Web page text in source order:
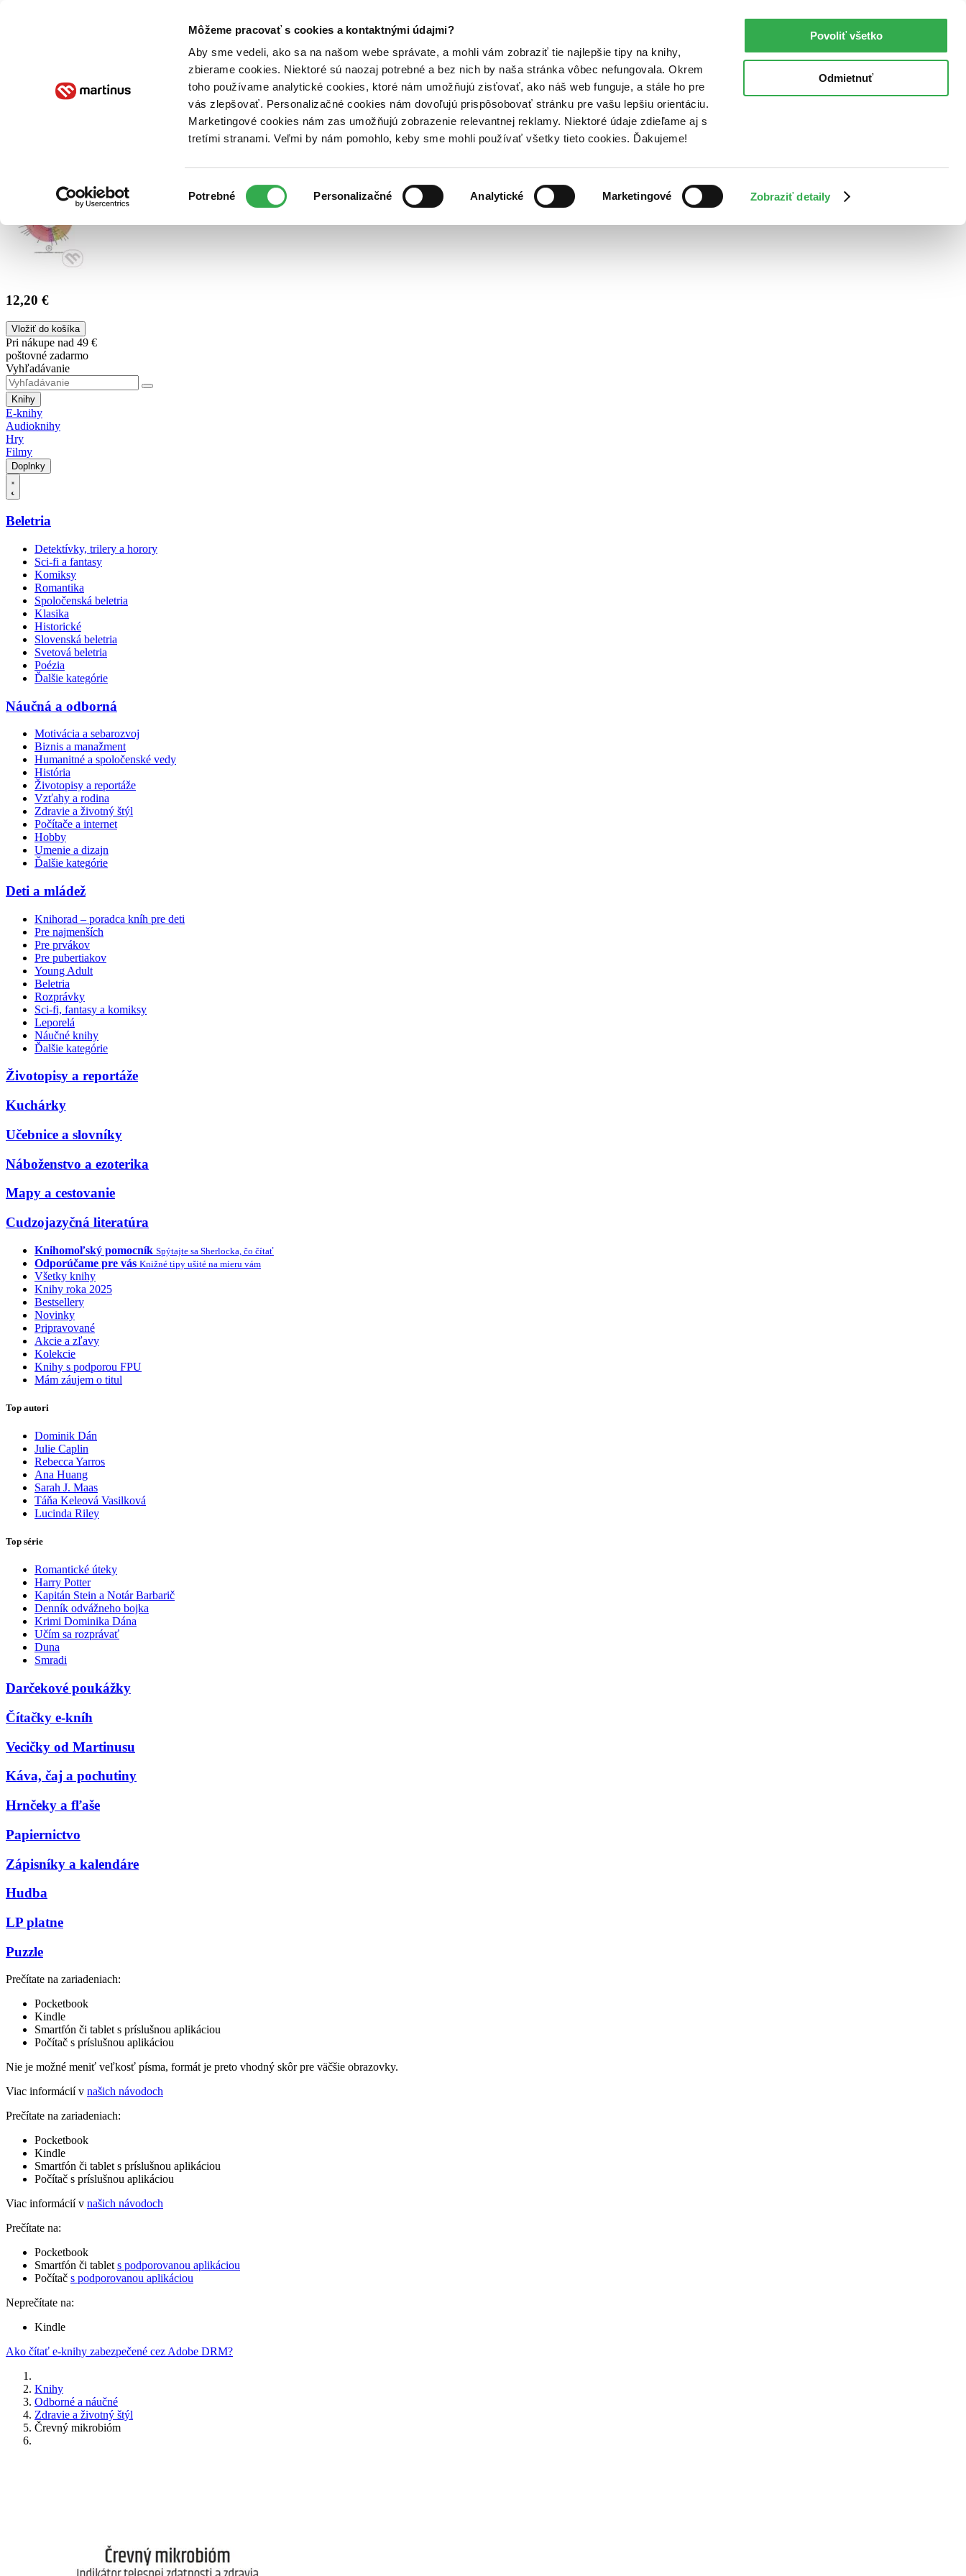
Môžeme pracovať s cookies a kontaktnými údajmi?
Aby sme vedeli, ako sa na našom webe správate, a mohli vám zobraziť tie najlepšie tipy na knihy,
zbierame cookies. Niektoré sú naozaj potrebné a bez nich by naša stránka vôbec nefungovala. Okrem
toho používame analytické cookies, ktoré nám umožňujú zisťovať, ako náš web funguje, a stále ho pre
vás zlepšovať. Personalizačné cookies nám dovoľujú prispôsobovať stránku pre vašu lepšiu orientáciu.
Marketingové cookies nám zas umožňujú zobrazenie relevantnej reklamy. Niektoré údaje zdieľame aj s
tretími stranami. Veľmi by nám pomohlo, keby sme mohli používať všetky tieto cookies. Ďakujeme!
súhlasu
Potrebné Personalizačné Analytické Marketingové Zobraziť detaily
Povoliť všetko
Odmietnuť
Poukážky Kontakt
12,20 €
Vložiť do košíka
Pri nákupe nad 49 €
poštovné zadarmo
Vyhľadávanie
Knihy
E-knihy
Audioknihy
Hry
Filmy
Doplnky
Beletria
Detektívky, trilery a horory
Sci-fi a fantasy
Komiksy
Romantika
Spoločenská beletria
Klasika
Historické
Slovenská beletria
Svetová beletria
Poézia
Ďalšie kategórie
Náučná a odborná
Motivácia a sebarozvoj
Biznis a manažment
Humanitné a spoločenské vedy
História
Životopisy a reportáže
Vzťahy a rodina
Zdravie a životný štýl
Počítače a internet
Hobby
Umenie a dizajn
Ďalšie kategórie
Deti a mládež
Knihorad – poradca kníh pre deti
Pre najmenších
Pre prvákov
Pre pubertiakov
Young Adult
Beletria
Rozprávky
Sci-fi, fantasy a komiksy
Leporelá
Náučné knihy
Ďalšie kategórie
Životopisy a reportáže
Kuchárky
Učebnice a slovníky
Náboženstvo a ezoterika
Mapy a cestovanie
Cudzojazyčná literatúra
Knihomoľský pomocník Spýtajte sa Sherlocka, čo čítať
Odporúčame pre vás Knižné tipy ušité na mieru vám
Všetky knihy
Knihy roka 2025
Bestsellery
Novinky
Pripravované
Akcie a zľavy
Kolekcie
Knihy s podporou FPU
Mám záujem o titul
Top autori
Dominik Dán
Julie Caplin
Rebecca Yarros
Ana Huang
Sarah J. Maas
Táňa Keleová Vasilková
Lucinda Riley
Top série
Romantické úteky
Harry Potter
Kapitán Stein a Notár Barbarič
Denník odvážneho bojka
Krimi Dominika Dána
Učím sa rozprávať
Duna
Smradi
Darčekové poukážky
Čítačky e-kníh
Vecičky od Martinusu
Káva, čaj a pochutiny
Hrnčeky a fľaše
Papiernictvo
Zápisníky a kalendáre
Hudba
LP platne
Puzzle
Prečítate na zariadeniach:
Pocketbook
Kindle
Smartfón či tablet s príslušnou aplikáciou
Počítač s príslušnou aplikáciou
Nie je možné meniť veľkosť písma, formát je preto vhodný skôr pre väčšie obrazovky.
Viac informácií v našich návodoch
Prečítate na zariadeniach:
Pocketbook
Kindle
Smartfón či tablet s príslušnou aplikáciou
Počítač s príslušnou aplikáciou
Viac informácií v našich návodoch
Prečítate na:
Pocketbook
Smartfón či tablet s podporovanou aplikáciou
Počítač s podporovanou aplikáciou
Neprečítate na:
Kindle
Ako čítať e-knihy zabezpečené cez Adobe DRM?
Knihy
Odborné a náučné
Zdravie a životný štýl
Črevný mikrobióm